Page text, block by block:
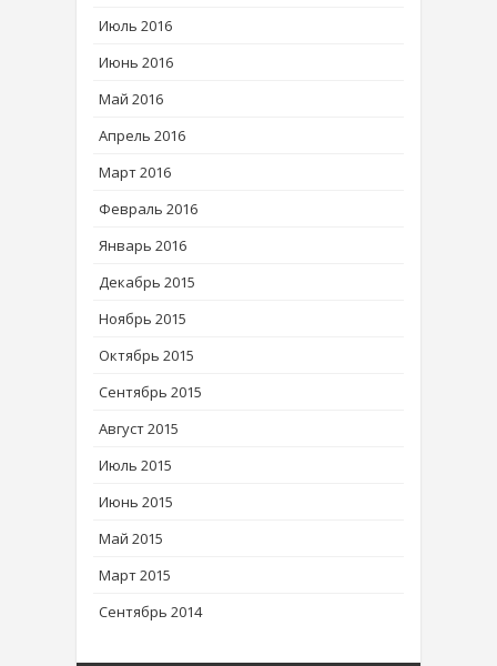
Июль 2016
Июнь 2016
Май 2016
Апрель 2016
Март 2016
Февраль 2016
Январь 2016
Декабрь 2015
Ноябрь 2015
Октябрь 2015
Сентябрь 2015
Август 2015
Июль 2015
Июнь 2015
Май 2015
Март 2015
Сентябрь 2014